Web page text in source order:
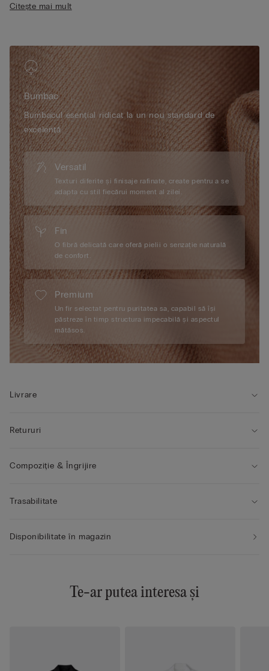
• Manșete cu nasturi
• Modelul are 175 cm înălțime și poartă mărimea S
Citește mai mult
Bumbac
Bumbacul esențial ridicat la un nou standard de
excelență.
Versatil
Texturi diferite și finisaje rafinate, create pentru a se
adapta cu stil fiecărui moment al zilei.
Fin
O fibră delicată care oferă pielii o senzație naturală
de confort.
Premium
Un fir selectat pentru puritatea sa, capabil să își
păstreze în timp structura impecabilă și aspectul
mătăsos.
Livrare
Retururi
Compoziție & Îngrijire
Trasabilitate
Disponibilitate în magazin
Te-ar putea interesa și